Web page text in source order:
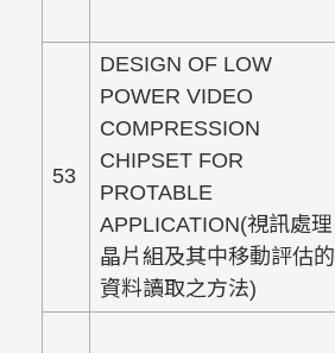
53
DESIGN OF LOW
POWER VIDEO
COMPRESSION
CHIPSET FOR
PROTABLE
APPLICATION(視訊處理
晶片組及其中移動評估的
資料讀取之方法)